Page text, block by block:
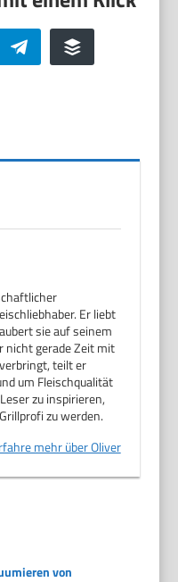
Telegram Buffer
Er liebt
sie auf seinem
nicht gerade Zeit mit
teilt er
um Fleischqualität
zu inspirieren,
zu werden.
mehr über Oliver
von